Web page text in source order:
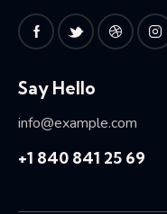
Say Hello
info@example.com
+1 840 841 25 69